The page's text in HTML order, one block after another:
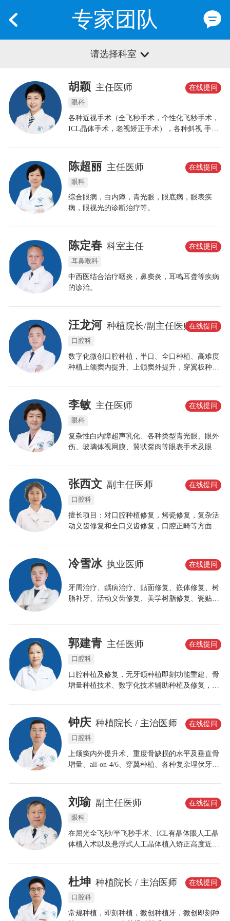
专家团队
请选择科室
胡颖 主任医师
眼科
各种近视手术（全飞秒手术，个性化飞秒手术，
ICL晶体手术，老视矫正手术），各种斜视 手
光发育档案的筛查和检查工作，并获 得上海市近
视防控先进个人和 称号。
在线提问
陈超丽 主任医师
眼科
综合眼病，白内障，青光眼，眼底病，眼表疾
病，眼视光的诊断治疗等。
在线提问
陈定春 科室主任
耳鼻喉科
中西医结合治疗咽炎，鼻窦炎，耳鸣耳聋等疾病
的诊治。
在线提问
汪龙河 种植院长/副主任医师
口腔科
数字化微创口腔种植，半口、全口种植、高难度
种植上颌窦内提升、上颌窦外提升，穿翼板种植
修复等。
在线提问
李敏 主任医师
眼科
复杂性白内障超声乳化、各种类型青光眼、眼外
伤、玻璃体视网膜、翼状胬肉等眼表手术及眼科
验配。
在线提问
张西文 副主任医师
口腔科
擅长项目：对口腔种植修复，烤瓷修复，复杂活
动义齿修复和全口义齿修复，口腔正畸等方面有
腔种植、口腔修复、口腔正畸有着独到的见解。
在线提问
冷雪冰 执业医师
牙周治疗、龋病治疗、贴面修复、嵌体修复、树
脂补牙、活动义齿修复、美学树脂修复、瓷贴面
在线提问
郭建青 主任医师
口腔科
口腔种植及修复，无牙颌种植即刻功能重建、骨
增量种植技术、数字化技术辅助种植及修复，全
修复综合治疗。
在线提问
钟庆 种植院长 / 主治医师
口腔科
上颌窦内外提升术、重度骨缺损的水平及垂直骨
增量、all-on-4/6、穿翼种植、各种复杂埋伏牙拔
的个性化方案，以确保功能与美学兼顾，健康与
长久并存的理念！
在线提问
刘瑜 副主任医师
眼科
在屈光全飞秒/半飞秒手术、ICL有晶体眼人工晶
体植入术以及悬浮式人工晶体植入矫正高度近视
障超声乳化联合人工晶体植入术、眼底玻璃体切
除手术。在个性化手术设计方面具有独到见解。
在线提问
杜坤 种植院长 / 主治医师
口腔科
常规种植，即刻种植，微创种植牙，微创即刻种
在线提问